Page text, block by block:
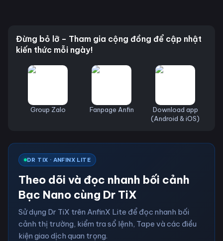
Đừng bỏ lỡ – Tham gia cộng đồng để cập nhật
kiến thức mỗi ngày!
Group Zalo Fanpage Anfin
Download app
(Android & iOS)
DR TIX · ANFINX LITE
Theo dõi và đọc nhanh bối cảnh
Bạc Nano cùng Dr TiX
Sử dụng Dr TiX trên AnfinX Lite để đọc nhanh bối
cảnh thị trường, kiểm tra sổ lệnh, Tape và các điều
kiện giao dịch quan trọng.